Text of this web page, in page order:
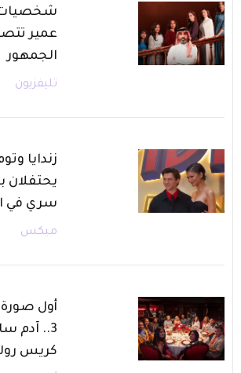
عمير
الجمهور
تليفزيون
زندايا
يحتفلان
سري في
ميكس
3.. آدم
كريس